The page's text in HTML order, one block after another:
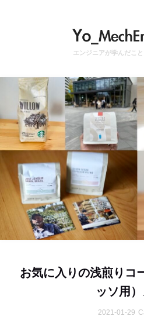
エンジニアが学んだこ
お気に入りの浅煎りコ
ッソ用
2021-01-29